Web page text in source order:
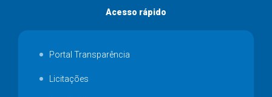
Acesso rápido
Portal Transparência
Licitações